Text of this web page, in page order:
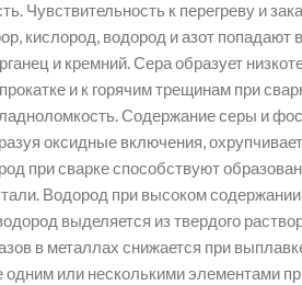
Чувствительность к перегреву и
кислород, водород и азот попадают
и кремний. Сера образует
и к горячим трещинам при
Содержание серы и
оксидные включения,
при сварке способствуют
Водород при высоком
выделяется из твердого
в металлах снижается при
одним или несколькими элементами